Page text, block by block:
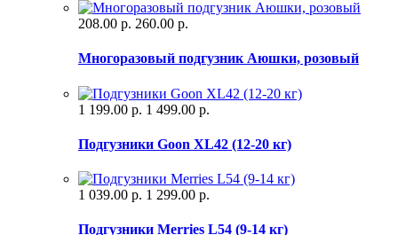
208.00 р. 260.00 р.
Многоразовый подгузник Аюшки, розовый
1 199.00 р. 1 499.00 р.
Подгузники Goon XL42 (12-20 кг)
1 039.00 р. 1 299.00 р.
Подгузники Merries L54 (9-14 кг)